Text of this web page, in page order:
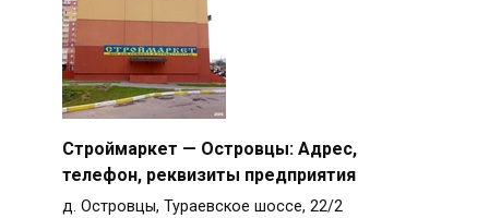
Строймаркет — Островцы: Адрес,
телефон, реквизиты предприятия
д. Островцы, Тураевское шоссе, 22/2